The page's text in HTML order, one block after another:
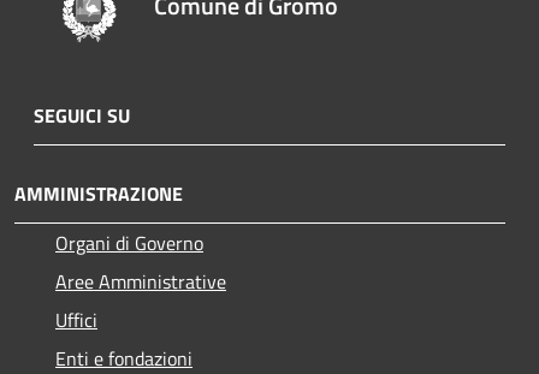
SEGUICI SU
AMMINISTRAZIONE
Organi di Governo
Aree Amministrative
Uffici
Enti e fondazioni